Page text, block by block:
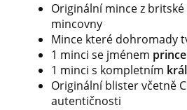
Originální mince z britské
mincovny
Mince které dohromady
1 minci se jménem
1 minci s kompletním
Originální blister včetně
autentičnosti